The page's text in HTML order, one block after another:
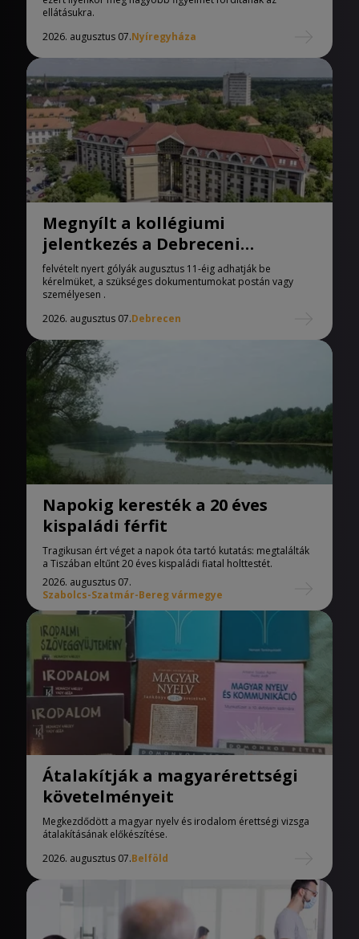
ellátásukra.
2026. augusztus 07.Nyíregyháza
Megnyílt a kollégiumi
jelentkezés a Debreceni
Egyetemen
felvételt nyert gólyák augusztus 11-éig adhatják be
kérelmüket, a szükséges dokumentumokat postán vagy
személyesen .
2026. augusztus 07.Debrecen
Napokig keresték a 20 éves
kispaládi férfit
Tragikusan ért véget a napok óta tartó kutatás: megtalálták
a Tiszában eltűnt 20 éves kispaládi fiatal holttestét.
2026. augusztus 07.
Szabolcs-Szatmár-Bereg vármegye
Átalakítják a magyarérettségi
követelményeit
Megkezdődött a magyar nyelv és irodalom érettségi vizsga
átalakításának előkészítése.
2026. augusztus 07.Belföld